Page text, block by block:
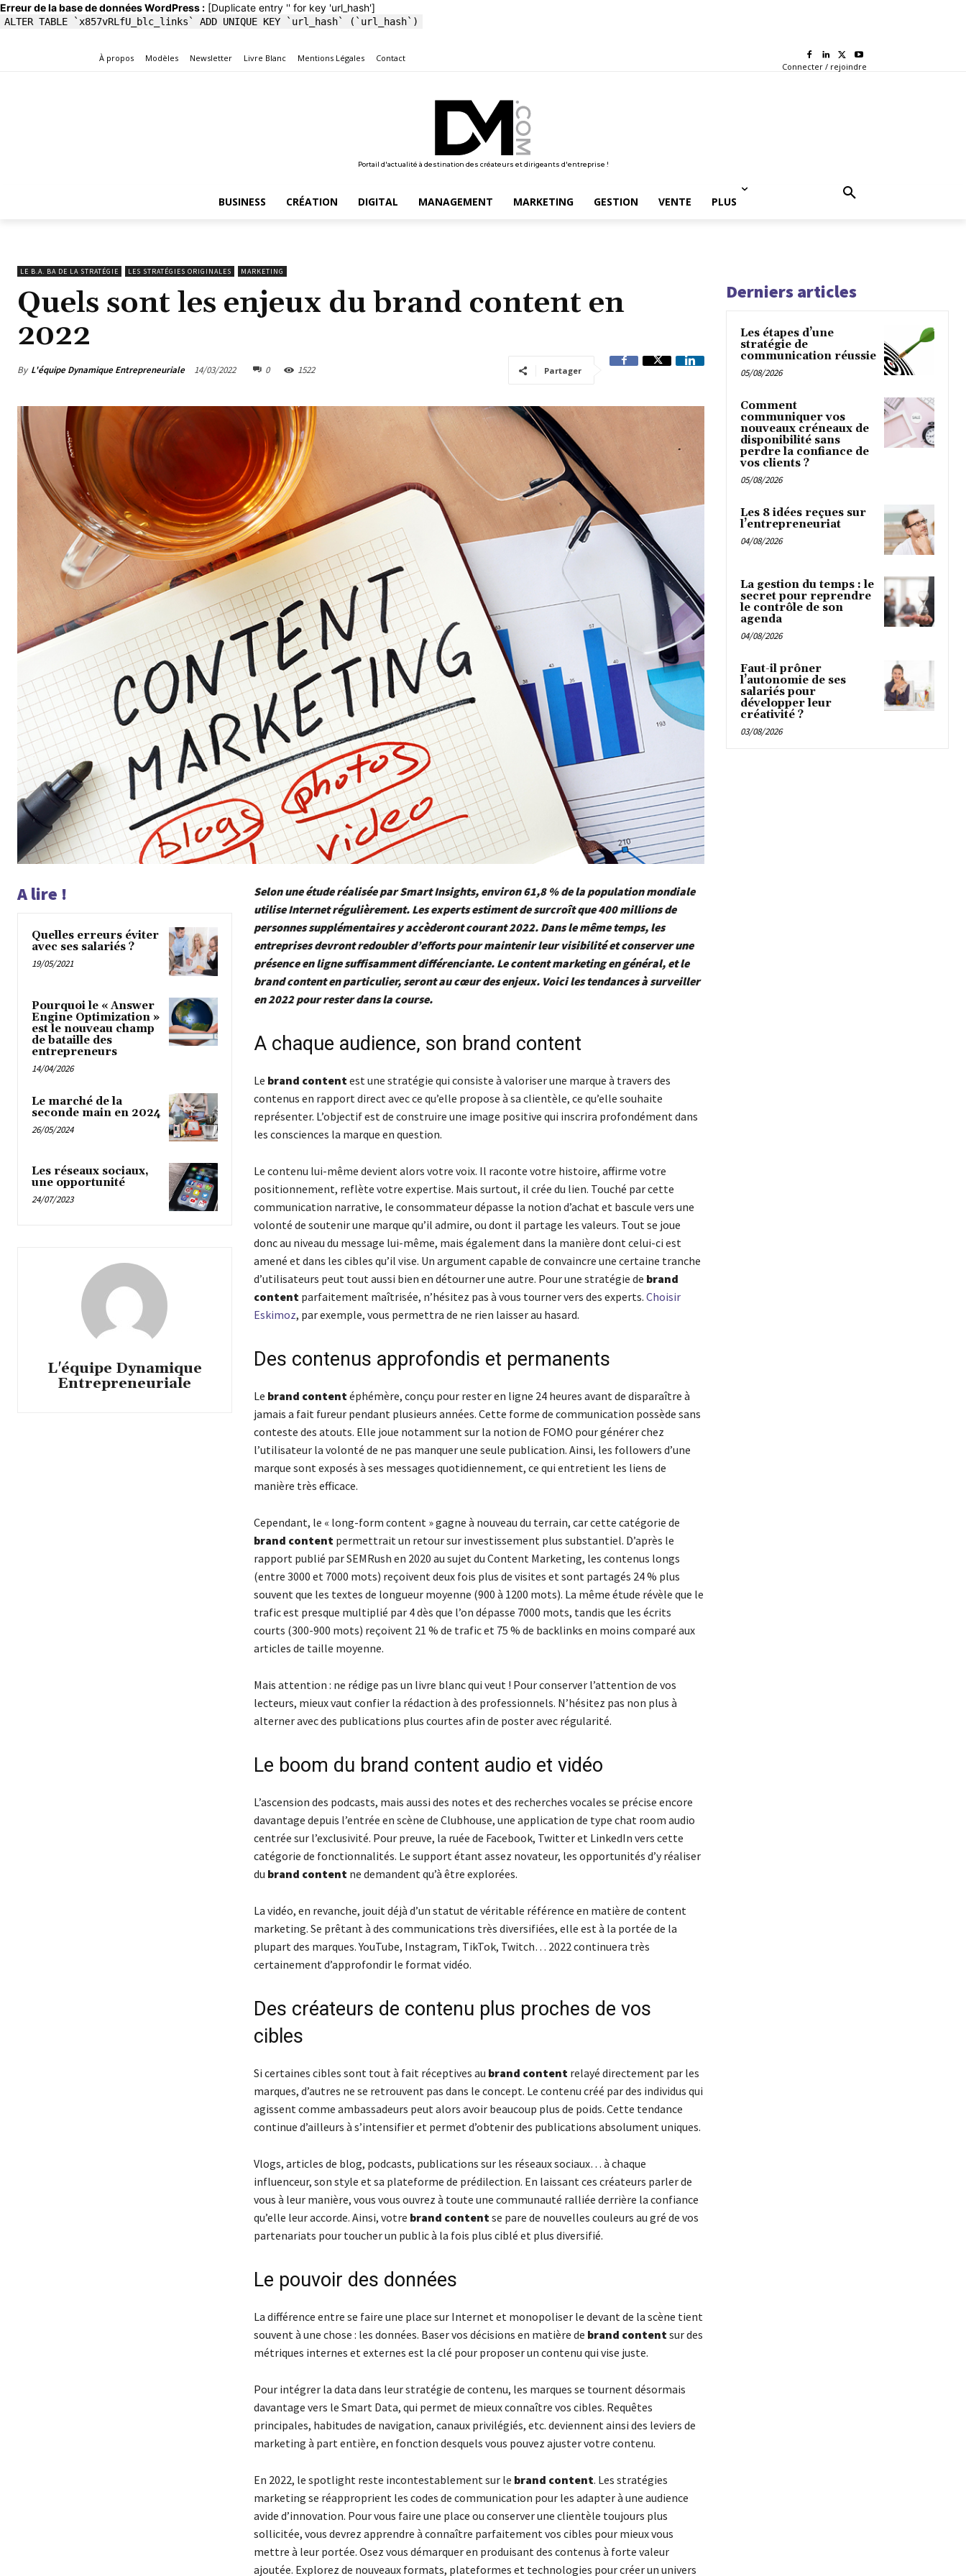
Erreur de la base de données WordPress : [Duplicate entry '' for key 'url_hash']
ALTER TABLE `x857vRLfU_blc_links` ADD UNIQUE KEY `url_hash` (`url_hash`)
À propos Modèles Newsletter Livre Blanc Mentions Légales Contact
Connecter / rejoindre
Portail d'actualité à destination des créateurs et dirigeants d'entreprise !
BUSINESS CRÉATION DIGITAL MANAGEMENT MARKETING GESTION VENTE PLUS
LE B.A. BA DE LA STRATÉGIE LES STRATÉGIES ORIGINALES MARKETING
Quels sont les enjeux du brand content en
2022
By L'équipe Dynamique Entrepreneuriale 14/03/2022 0 1522 Partager
A lire !
Quelles erreurs éviter
avec ses salariés ?
19/05/2021
Pourquoi le « Answer
Engine Optimization »
est le nouveau champ
de bataille des
entrepreneurs
14/04/2026
Le marché de la
seconde main en 2024
26/05/2024
Les réseaux sociaux,
une opportunité
24/07/2023
L'équipe Dynamique
Entrepreneuriale
Selon une étude réalisée par Smart Insights, environ 61,8 % de la population mondiale
utilise Internet régulièrement. Les experts estiment de surcroît que 400 millions de
personnes supplémentaires y accèderont courant 2022. Dans le même temps, les
entreprises devront redoubler d’efforts pour maintenir leur visibilité et conserver une
présence en ligne suffisamment différenciante. Le content marketing en général, et le
brand content en particulier, seront au cœur des enjeux. Voici les tendances à surveiller
en 2022 pour rester dans la course.
A chaque audience, son brand content
Le brand contentest une stratégie qui consiste à valoriser une marque à travers des
contenus en rapport direct avec ce qu’elle propose à sa clientèle, ce qu’elle souhaite
représenter. L’objectif est de construire une image positive qui inscrira profondément dans
les consciences la marque en question.
Le contenu lui-même devient alors votre voix. Il raconte votre histoire, affirme votre
positionnement, reflète votre expertise. Mais surtout, il crée du lien. Touché par cette
communication narrative, le consommateur dépasse la notion d’achat et bascule vers une
volonté de soutenir une marque qu’il admire, ou dont il partage les valeurs. Tout se joue
donc au niveau du message lui-même, mais également dans la manière dont celui-ci est
amené et dans les cibles qu’il vise. Un argument capable de convaincre une certaine tranche
d’utilisateurs peut tout aussi bien en détourner une autre. Pour une stratégie de brand
contentparfaitement maîtrisée, n’hésitez pas à vous tourner vers des experts. Choisir
Eskimoz, par exemple, vous permettra de ne rien laisser au hasard.
Des contenus approfondis et permanents
Le brand contentéphémère, conçu pour rester en ligne 24 heures avant de disparaître à
jamais a fait fureur pendant plusieurs années. Cette forme de communication possède sans
conteste des atouts. Elle joue notamment sur la notion de FOMO pour générer chez
l’utilisateur la volonté de ne pas manquer une seule publication. Ainsi, les followers d’une
marque sont exposés à ses messages quotidiennement, ce qui entretient les liens de
manière très efficace.
Cependant, le « long-form content » gagne à nouveau du terrain, car cette catégorie de
brand contentpermettrait un retour sur investissement plus substantiel. D’après le
rapport publié par SEMRush en 2020 au sujet du Content Marketing, les contenus longs
(entre 3000 et 7000 mots) reçoivent deux fois plus de visites et sont partagés 24 % plus
souvent que les textes de longueur moyenne (900 à 1200 mots). La même étude révèle que le
trafic est presque multiplié par 4 dès que l’on dépasse 7000 mots, tandis que les écrits
courts (300-900 mots) reçoivent 21 % de trafic et 75 % de backlinks en moins comparé aux
articles de taille moyenne.
Mais attention : ne rédige pas un livre blanc qui veut ! Pour conserver l’attention de vos
lecteurs, mieux vaut confier la rédaction à des professionnels. N’hésitez pas non plus à
alterner avec des publications plus courtes afin de poster avec régularité.
Le boom du brand content audio et vidéo
L’ascension des podcasts, mais aussi des notes et des recherches vocales se précise encore
davantage depuis l’entrée en scène de Clubhouse, une application de type chat room audio
centrée sur l’exclusivité. Pour preuve, la ruée de Facebook, Twitter et LinkedIn vers cette
catégorie de fonctionnalités. Le support étant assez novateur, les opportunités d’y réaliser
du brand contentne demandent qu’à être explorées.
La vidéo, en revanche, jouit déjà d’un statut de véritable référence en matière de content
marketing. Se prêtant à des communications très diversifiées, elle est à la portée de la
plupart des marques. YouTube, Instagram, TikTok, Twitch… 2022 continuera très
certainement d’approfondir le format vidéo.
Des créateurs de contenu plus proches de vos
cibles
Si certaines cibles sont tout à fait réceptives au brand contentrelayé directement par les
marques, d’autres ne se retrouvent pas dans le concept. Le contenu créé par des individus qui
agissent comme ambassadeurs peut alors avoir beaucoup plus de poids. Cette tendance
continue d’ailleurs à s’intensifier et permet d’obtenir des publications absolument uniques.
Vlogs, articles de blog, podcasts, publications sur les réseaux sociaux… à chaque
influenceur, son style et sa plateforme de prédilection. En laissant ces créateurs parler de
vous à leur manière, vous vous ouvrez à toute une communauté ralliée derrière la confiance
qu’elle leur accorde. Ainsi, votre brand contentse pare de nouvelles couleurs au gré de vos
partenariats pour toucher un public à la fois plus ciblé et plus diversifié.
Le pouvoir des données
La différence entre se faire une place sur Internet et monopoliser le devant de la scène tient
souvent à une chose : les données. Baser vos décisions en matière de brand contentsur des
métriques internes et externes est la clé pour proposer un contenu qui vise juste.
Pour intégrer la data dans leur stratégie de contenu, les marques se tournent désormais
davantage vers le Smart Data, qui permet de mieux connaître vos cibles. Requêtes
principales, habitudes de navigation, canaux privilégiés, etc. deviennent ainsi des leviers de
marketing à part entière, en fonction desquels vous pouvez ajuster votre contenu.
En 2022, le spotlight reste incontestablement sur le brand content. Les stratégies
marketing se réapproprient les codes de communication pour les adapter à une audience
avide d’innovation. Pour vous faire une place ou conserver une clientèle toujours plus
sollicitée, vous devrez apprendre à connaître parfaitement vos cibles pour mieux vous
mettre à leur portée. Osez vous démarquer en produisant des contenus à forte valeur
ajoutée. Explorez de nouveaux formats, plateformes et technologies pour créer un univers
Derniers articles
Les étapes d’une
stratégie de
communication réussie
05/08/2026
Comment
communiquer vos
nouveaux créneaux de
disponibilité sans
perdre la confiance de
vos clients ?
05/08/2026
Les 8 idées reçues sur
l’entrepreneuriat
04/08/2026
La gestion du temps : le
secret pour reprendre
le contrôle de son
agenda
04/08/2026
Faut-il prôner
l’autonomie de ses
salariés pour
développer leur
créativité ?
03/08/2026